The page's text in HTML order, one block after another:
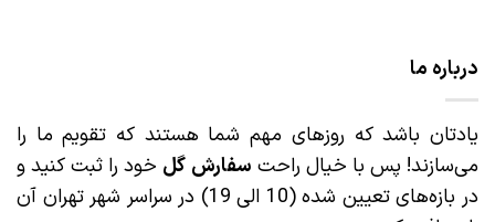
درباره ما
یادتان باشد که روزهای مهم شما هستند که تقویم ما را
می‌سازند! پس با خیال راحت سفارش گل خود را ثبت کنید و
در بازه‌های تعیین شده (10 الی 19) در سراسر شهر تهران آن